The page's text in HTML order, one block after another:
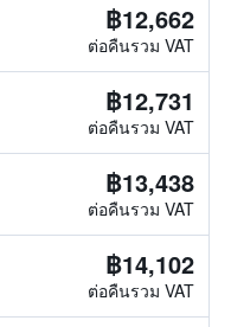
฿12,662
ต่อคืนรวม VAT
฿12,731
ต่อคืนรวม VAT
฿13,438
ต่อคืนรวม VAT
฿14,102
ต่อคืนรวม VAT